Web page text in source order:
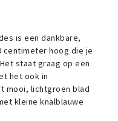
is een dankbare,
centimeter hoog die je
staat graag op een
het ook in
mooi, lichtgroen blad
kleine knalblauwe